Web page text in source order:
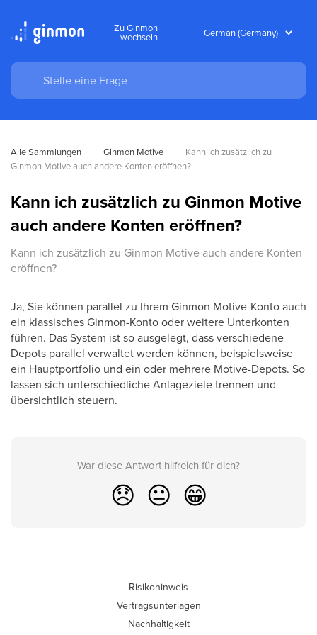
Zu Ginmon
wechseln
Alle Sammlungen Ginmon Motive
Kann ich zusätzlich zu
Ginmon Motive auch andere Konten eröffnen?
Kann ich zusätzlich zu Ginmon Motive
auch andere Konten eröffnen?
Kann ich zusätzlich zu Ginmon Motive auch andere Konten
eröffnen?
Ja, Sie können parallel zu Ihrem Ginmon Motive-Konto auch
ein klassisches Ginmon-Konto oder weitere Unterkonten
führen. Das System ist so ausgelegt, dass verschiedene
Depots parallel verwaltet werden können, beispielsweise
ein Hauptportfolio und ein oder mehrere Motive-Depots. So
lassen sich unterschiedliche Anlageziele trennen und
übersichtlich steuern.
War diese Antwort hilfreich für dich?
😞 😐 😁
Risikohinweis
Vertragsunterlagen
Nachhaltigkeit